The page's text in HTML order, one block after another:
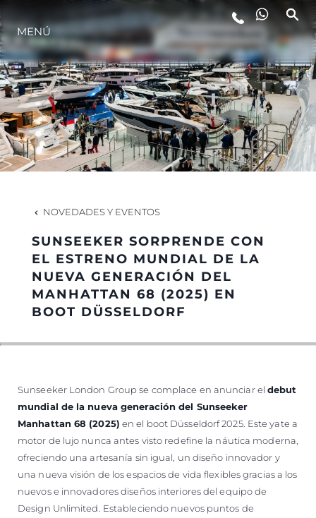
ESTILO DE VIDA
INNOVACIÓN
¿QUIÉNES SOMOS?
EL EQUIPO
HISTORIA
VALORE SU EMBARCACIÓN
MENÚ
NOVEDADES Y EVENTOS
SUNSEEKER SORPRENDE CON
EL ESTRENO MUNDIAL DE LA
NUEVA GENERACIÓN DEL
MANHATTAN 68 (2025) EN
BOOT DÜSSELDORF
Sunseeker London Group se complace en anunciar el debut
mundial de la nueva generación del Sunseeker
Manhattan 68 (2025) en el boot Düsseldorf 2025. Este yate a
motor de lujo nunca antes visto redefine la náutica moderna,
ofreciendo una artesanía sin igual, un diseño innovador y
una nueva visión de los espacios de vida flexibles gracias a los
nuevos e innovadores diseños interiores del equipo de
Design Unlimited. Estableciendo nuevos puntos de